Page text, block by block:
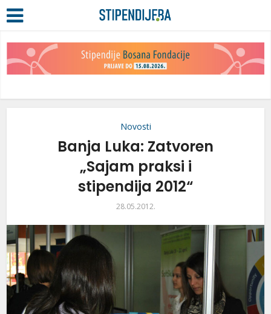
Novosti
Banja Luka: Zatvoren
„Sajam praksi i
stipendija 2012“
28.05.2012.